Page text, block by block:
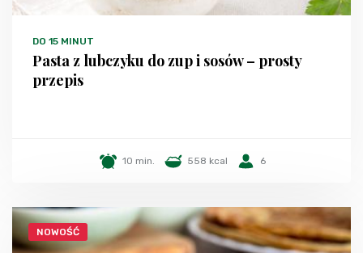
DO 15 MINUT
Pasta z lubczyku do zup i sosów – prosty
przepis
10 min. 558 kcal 6
NOWOŚĆ